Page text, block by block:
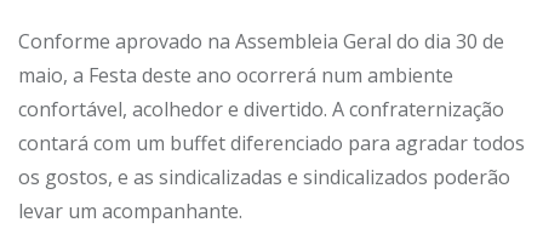
Conforme aprovado na Assembleia Geral do dia 30 de
maio, a Festa deste ano ocorrerá num ambiente
confortável, acolhedor e divertido. A confraternização
contará com um buffet diferenciado para agradar todos
os gostos, e as sindicalizadas e sindicalizados poderão
levar um acompanhante.